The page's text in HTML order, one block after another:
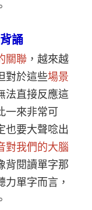
誦
關聯 ，越來越
對於這些場景
法直接反應這
一來非常可
也要大聲唸出
對我們的大腦
背閱讀單字那
單字而言，